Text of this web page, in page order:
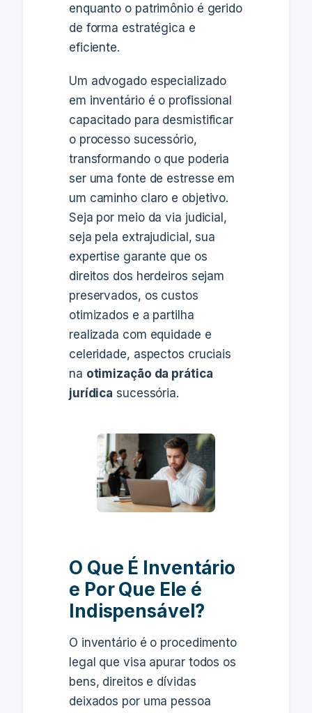
enquanto o patrimônio é gerido
de forma estratégica e
eficiente.
Um advogado especializado
em inventário é o profissional
capacitado para desmistificar
o processo sucessório,
transformando o que poderia
ser uma fonte de estresse em
um caminho claro e objetivo.
Seja por meio da via judicial,
seja pela extrajudicial, sua
expertise garante que os
direitos dos herdeiros sejam
preservados, os custos
otimizados e a partilha
realizada com equidade e
celeridade, aspectos cruciais
na otimização da prática
jurídica sucessória.
O Que É Inventário
e Por Que Ele é
Indispensável?
O inventário é o procedimento
legal que visa apurar todos os
bens, direitos e dívidas
deixados por uma pessoa